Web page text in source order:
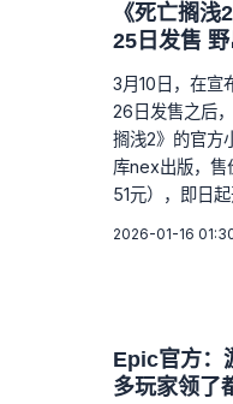
《死亡搁浅
25日发售
3月10日，在宣
26日发售之后
搁浅2》的官方
库nex出版，售
51元），即日
2026-01-16
Epic官方：
多玩家领了